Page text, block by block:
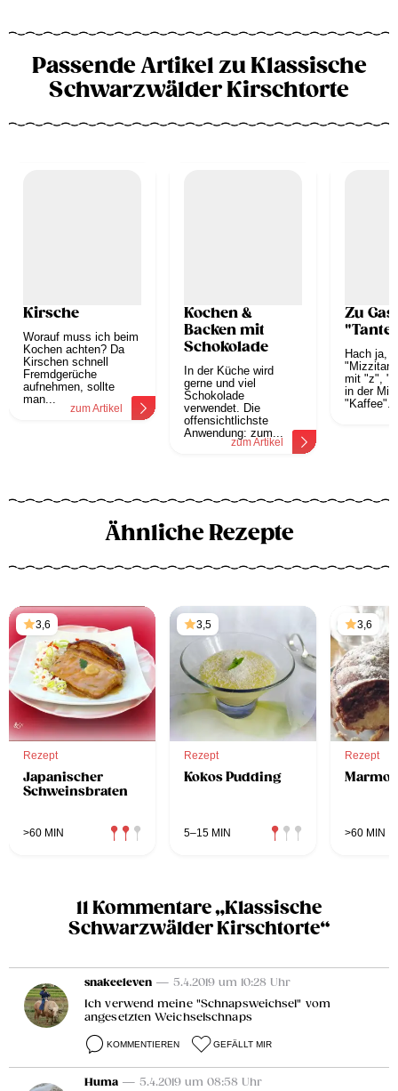
Passende Artikel zu Klassische
Schwarzwälder Kirschtorte
Kirsche
Worauf muss ich beim
Kochen achten? Da
Kirschen schnell
Fremdgerüche
aufnehmen, sollte
man...
zum Artikel
Kochen &
Backen mit
Schokolade
In der Küche wird
gerne und viel
Schokolade
verwendet. Die
offensichtlichste
Anwendung: zum...
zum Artikel
Zu
"Tante
Hach ja,
mit "z",
in der
"Kaffee"...
Ähnliche Rezepte
3,6
Rezept
Japanischer
Schweinsbraten
>60 MIN
3,5
Rezept
Kokos Pudding
5–15 MIN
3,6
Rezept
>60 MIN
11 Kommentare „Klassische
Schwarzwälder Kirschtorte“
snakeeleven — 5.4.2019 um 10:28 Uhr
Ich verwend meine "Schnapsweichsel" vom
angesetzten Weichselschnaps
KOMMENTIEREN GEFÄLLT MIR
Huma — 5.4.2019 um 08:58 Uhr